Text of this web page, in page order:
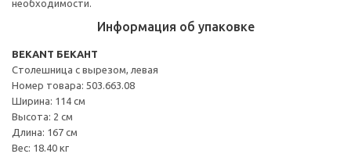
необходимости.
Информация об упаковке
BEKANT БЕКАНТ
Столешница с вырезом, левая
Номер товара: 503.663.08
Ширина: 114 см
Высота: 2 см
Длина: 167 см
Вес: 18.40 кг